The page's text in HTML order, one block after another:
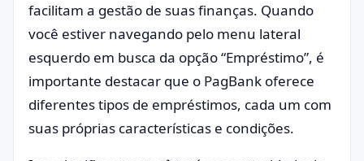
facilitam a gestão de suas finanças. Quando
você estiver navegando pelo menu lateral
esquerdo em busca da opção “Empréstimo”, é
importante destacar que o PagBank oferece
diferentes tipos de empréstimos, cada um com
suas próprias características e condições.